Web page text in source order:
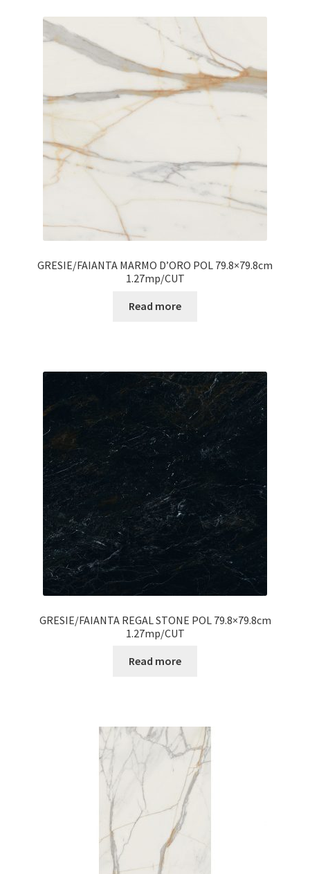
GRESIE/FAIANTA MARMO D’ORO POL 79.8×79.8cm
1.27mp/CUT
Read more
GRESIE/FAIANTA REGAL STONE POL 79.8×79.8cm
1.27mp/CUT
Read more